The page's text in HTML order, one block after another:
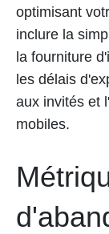
optimisant
inclure la
la fourniture
les délais
aux invités et
mobiles.